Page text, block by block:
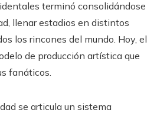
terminó consolidándose
llenar estadios en distintos
los rincones del mundo. Hoy, el
de producción artística que
fanáticos.
se articula un sistema